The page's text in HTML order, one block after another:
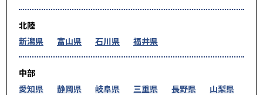
北陸
新潟県
富山県 石川県 福井県
中部
愛知県
静岡県 岐阜県 三重県 長野県 山梨県